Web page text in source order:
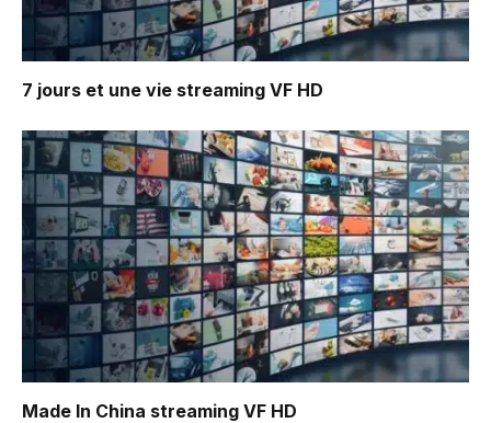
7 jours et une vie streaming VF HD
Made In China streaming VF HD